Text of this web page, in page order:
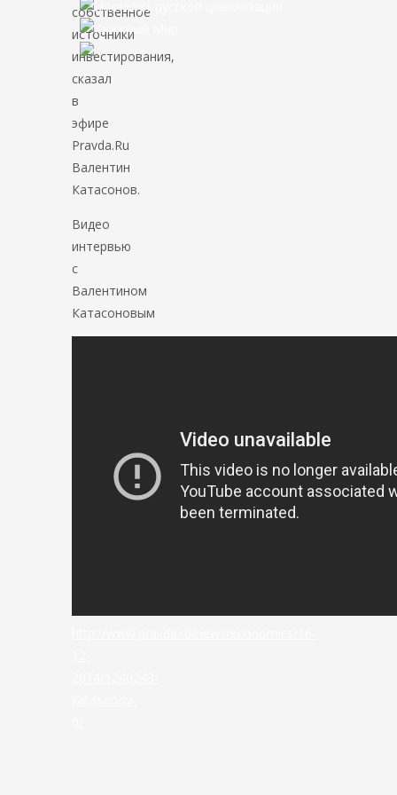
собственное
источники
инвестирования,
сказал
в
эфире
Pravda.Ru
Валентин
Катасонов.
Видео
интервью
с
Валентином
Катасоновым